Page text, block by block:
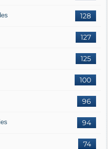
128
127
125
100
96
94
74